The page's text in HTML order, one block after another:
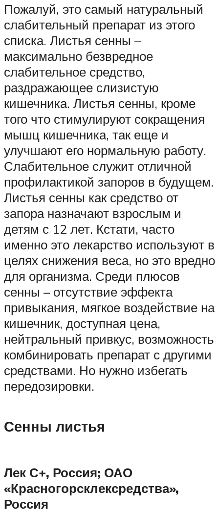
Пожалуй, это самый натуральный
слабительный препарат из этого
списка. Листья сенны –
максимально безвредное
слабительное средство,
раздражающее слизистую
кишечника. Листья сенны, кроме
того что стимулируют сокращения
мышц кишечника, так еще и
улучшают его нормальную работу.
Слабительное служит отличной
профилактикой запоров в будущем.
Листья сенны как средство от
запора назначают взрослым и
детям с 12 лет. Кстати, часто
именно это лекарство используют в
целях снижения веса, но это вредно
для организма. Среди плюсов
сенны – отсутствие эффекта
привыкания, мягкое воздействие на
кишечник, доступная цена,
нейтральный привкус, возможность
комбинировать препарат с другими
средствами. Но нужно избегать
передозировки.
Сенны листья
Лек С+, Россия; ОАО
«Красногорсклексредства»,
Россия